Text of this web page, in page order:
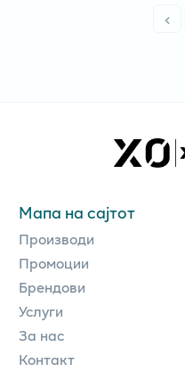
Мапа на сајтот
Производи
Промоции
Брендови
Услуги
За нас
Контакт